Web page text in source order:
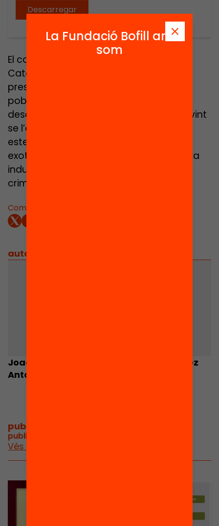
Descarregar
Comparteix:
El col·lectiu d’immigrants xinesos a
Catalunya, malgrat la seva llarga
presència al nostre país i el volum de
població que representa, és força
desconegut per la societat general. Sovint
se l’associa a un grapat d’imatges i
estereotips que l’envolten de misteri,
exotisme i llunyania. A vegades, a la seva
industriositat i el seu silenci s’afegeix la
criminalitat de les «màfies».
autors
Joaquín Beltrán
Antolín
Amelia Sáiz López
publicacions i vídeos
publicacions i vídeos relacionats
Vés a publicacions i vídeos
La Fundació Bofill ara
som